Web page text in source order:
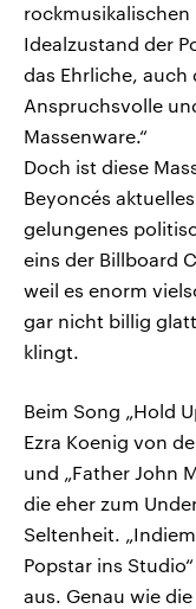
rockmusikalischen
Idealzustand der
das Ehrliche,
Anspruchsvolle
Massenware.“
Doch ist diese
Beyoncés
gelungenes
eins der Billboard
weil es enorm
gar nicht billig
klingt.
Beim Song „Hold
Ezra Koenig von
und „Father John
die eher zum
Seltenheit.
Popstar ins
aus. Genau wie